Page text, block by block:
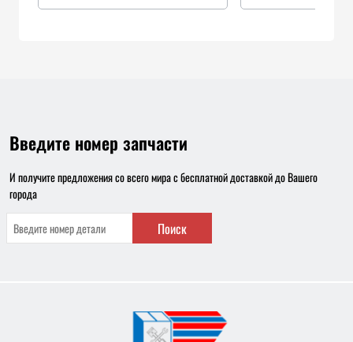
Введите номер запчасти
И получите предложения со всего мира с бесплатной доставкой до Вашего
города
Поиск